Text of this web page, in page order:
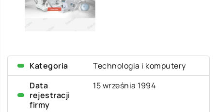
Kategoria
Technologia i komputery
Data
rejestracji
firmy
15 września 1994